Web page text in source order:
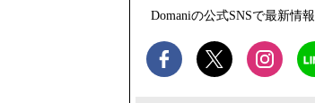
Domaniの公式SNSで最新情